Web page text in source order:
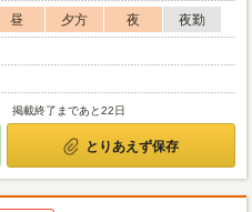
昼 夕方 夜
夜勤
掲載終了まであと22日
とりあえず保存